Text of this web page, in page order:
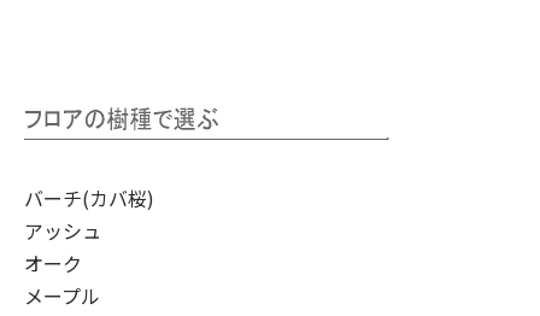
バーチ(カバ桜)
アッシュ
オーク
メープル